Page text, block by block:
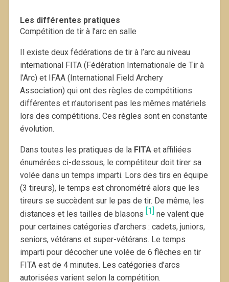
Les différentes pratiques
Compétition de tir à l’arc en salle
Il existe deux fédérations de tir à l’arc au niveau
international FITA (Fédération Internationale de Tir à
l’Arc) et IFAA (International Field Archery
Association) qui ont des règles de compétitions
différentes et n’autorisent pas les mêmes matériels
lors des compétitions. Ces règles sont en constante
évolution.
Dans toutes les pratiques de la FITA et affiliées
énumérées ci-dessous, le compétiteur doit tirer sa
volée dans un temps imparti. Lors des tirs en équipe
(3 tireurs), le temps est chronométré alors que les
tireurs se succèdent sur le pas de tir. De même, les
distances et les tailles de blasons [1]ne valent que
pour certaines catégories d’archers : cadets, juniors,
seniors, vétérans et super-vétérans. Le temps
imparti pour décocher une volée de 6 flèches en tir
FITA est de 4 minutes. Les catégories d’arcs
autorisées varient selon la compétition.